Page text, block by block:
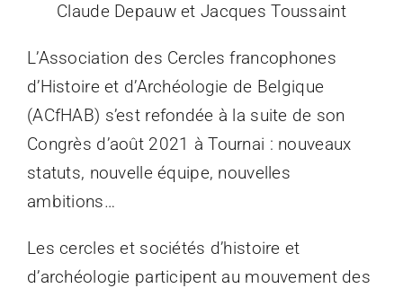
Claude Depauw et Jacques Toussaint
L’Association des Cercles francophones
d’Histoire et d’Archéologie de Belgique
(ACfHAB) s’est refondée à la suite de son
Congrès d’août 2021 à Tournai : nouveaux
statuts, nouvelle équipe, nouvelles
ambitions…
Les cercles et sociétés d’histoire et
d’archéologie participent au mouvement des